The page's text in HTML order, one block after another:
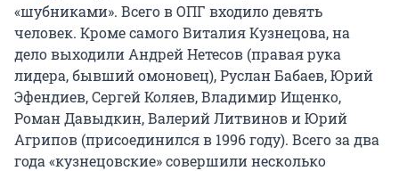
«шубниками». Всего в ОПГ входило девять
человек. Кроме самого Виталия Кузнецова, на
дело выходили Андрей Нетесов (правая рука
лидера, бывший омоновец), Руслан Бабаев, Юрий
Эфендиев, Сергей Коляев, Владимир Ищенко,
Роман Давыдкин, Валерий Литвинов и Юрий
Агрипов (присоединился в 1996 году). Всего за два
года «кузнецовские» совершили несколько